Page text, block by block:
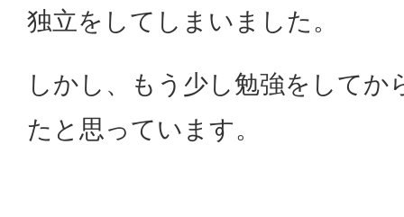
独立をしてしまいました。
しかし、もう少し勉強をしてか
たと思っています。